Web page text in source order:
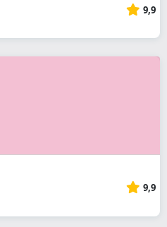
9,9
9,9